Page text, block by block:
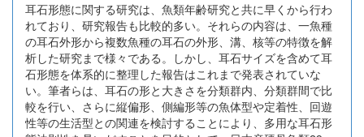
耳石形態に関する研究は、魚類年齢研究と共に早くから行わ
れており、研究報告も比較的多い。それらの内容は、一魚種
の耳石外形から複数魚種の耳石の外形、溝、核等の特徴を解
析した研究まで様々である。しかし、耳石サイズを含めて耳
石形態を体系的に整理した報告はこれまで発表されていな
い。筆者らは、耳石の形と大きさを分類群内、分類群間で比
較を行い、さらに縦偏形、側編形等の魚体型や定着性、回遊
性等の生活型との関連を検討することにより、多用な耳石形